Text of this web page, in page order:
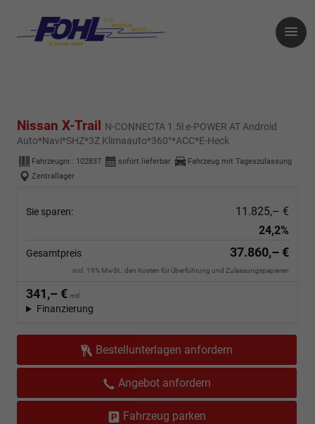
Nissan X-Trail N-CONNECTA 1.5l e-POWER AT Android
Auto*Navi*SHZ*3Z Klimaauto*360°*ACC*E-Heck
Fahrzeugnr.: 102837 sofort lieferbar
Fahrzeug mit Tageszulassung
Zentrallager
Sie sparen:
11.825,– €
24,2%
Gesamtpreis 37.860,– €
incl. 19% MwSt., den Kosten für Überführung und Zulassungspapieren
341,– € mtl.
Finanzierung
Bestellunterlagen anfordern
Angebot anfordern
Fahrzeug parken